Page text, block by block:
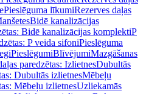
Pieslēguma līkumiRezerves daļas
Bidē kanalizācijas
Bidē kanalizācijas komplektiP
P veida sifoniPieslēguma
PieslēgumiBlīvējumiMazgāšanas
paredzētas: IzlietnesDubultās
Dubultās izlietnesMēbeļu
Mēbeļu izlietnesUzliekamās